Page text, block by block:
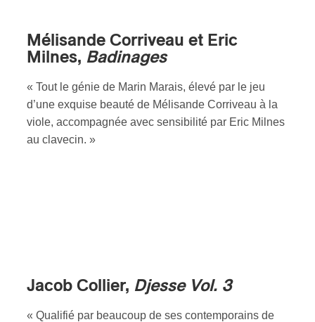
Mélisande Corriveau et Eric
Milnes, Badinages
« Tout le génie de Marin Marais, élevé par le jeu
d’une exquise beauté de Mélisande Corriveau à la
viole, accompagnée avec sensibilité par Eric Milnes
au clavecin. »
Jacob Collier, Djesse Vol. 3
« Qualifié par beaucoup de ses contemporains de